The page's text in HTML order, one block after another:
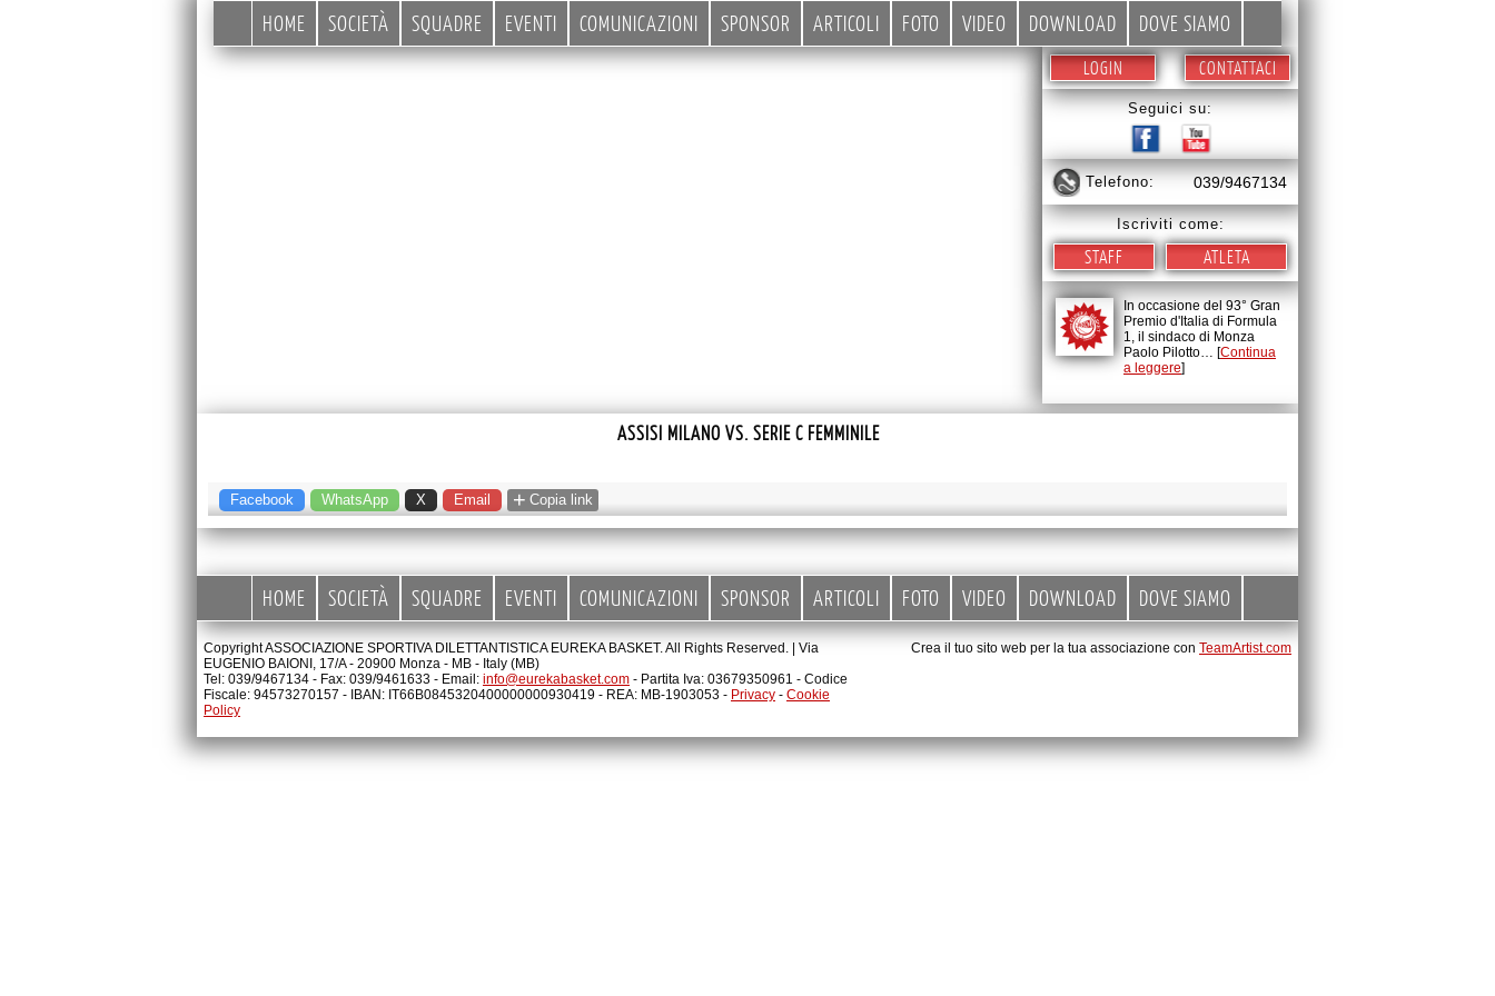
HOME SOCIETÀ SQUADRE EVENTI COMUNICAZIONI SPONSOR ARTICOLI FOTO VIDEO DOWNLOAD DOVE SIAMO
LOGIN CONTATTACI
Seguici su:
telefono: 039/9467134
Iscriviti come:
STAFF ATLETA
In occasione del 93° Gran
Premio d'Italia di Formula
1, il sindaco di Monza
Paolo Pilotto… [Continua
a leggere]
ASSISI MILANO VS. SERIE C FEMMINILE
Facebook WhatsApp X Email + Copia link
HOME SOCIETÀ SQUADRE EVENTI COMUNICAZIONI SPONSOR ARTICOLI FOTO VIDEO DOWNLOAD DOVE SIAMO
Copyright ASSOCIAZIONE SPORTIVA DILETTANTISTICA EUREKA BASKET. All Rights Reserved. | Via
EUGENIO BAIONI, 17/A - 20900 Monza - MB - Italy (MB)
Tel: 039/9467134 - Fax: 039/9461633 - Email: info@eurekabasket.com - Partita Iva: 03679350961 - Codice
Fiscale: 94573270157 - IBAN: IT66B0845320400000000930419 - REA: MB-1903053 - Privacy - Cookie
Policy
Crea il tuo sito web per la tua associazione con TeamArtist.com